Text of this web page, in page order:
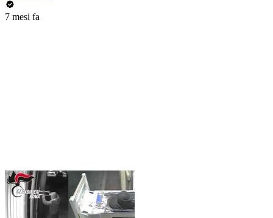
7 mesi fa